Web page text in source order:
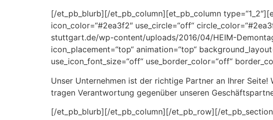
[/et_pb_blurb][/et_pb_column][et_pb_column
icon_color=“#2ea3f2″ use_circle=“off“
stuttgart.de/wp-content/uploads/2016/04/HEIM-
icon_placement=“top“ animation=“top“
use_icon_font_size=“off“ use_border_color=“off“
Unser Unternehmen ist der richtige Partner an Ihrer
tragen Verantwortung gegenüber unseren
[/et_pb_blurb][/et_pb_column][/et_pb_row][/